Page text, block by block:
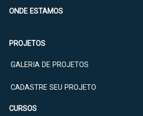
ONDE ESTAMOS
PROJETOS
GALERIA DE PROJETOS
CADASTRE SEU PROJETO
CURSOS